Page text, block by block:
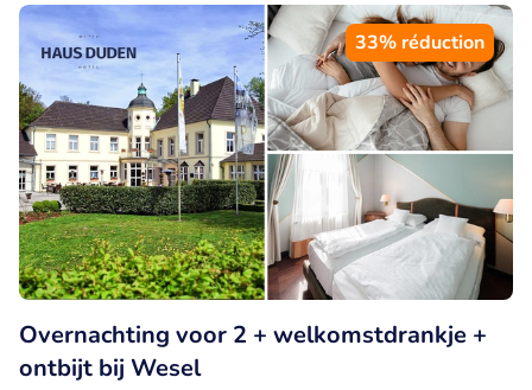
33% réduction
Overnachting voor 2 + welkomstdrankje +
ontbijt bij Wesel